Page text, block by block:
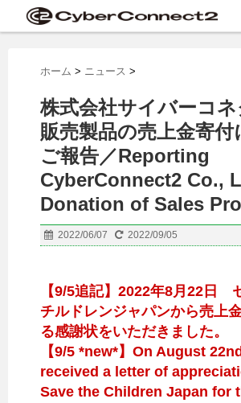
ホーム > ニュース >
株式会社サイバーコ
販売製品の売上金寄付
ご報告／Reporting
CyberConnect2 Co.,
Donation of Sales
2022/06/07 2022/09/05
【9/5追記】2022年8月22日
チルドレンジャパンから売上
る感謝状をいただきました。
【9/5 *new*】On August
received a letter of
Save the Children Japan for